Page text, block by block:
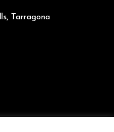
Tarragona